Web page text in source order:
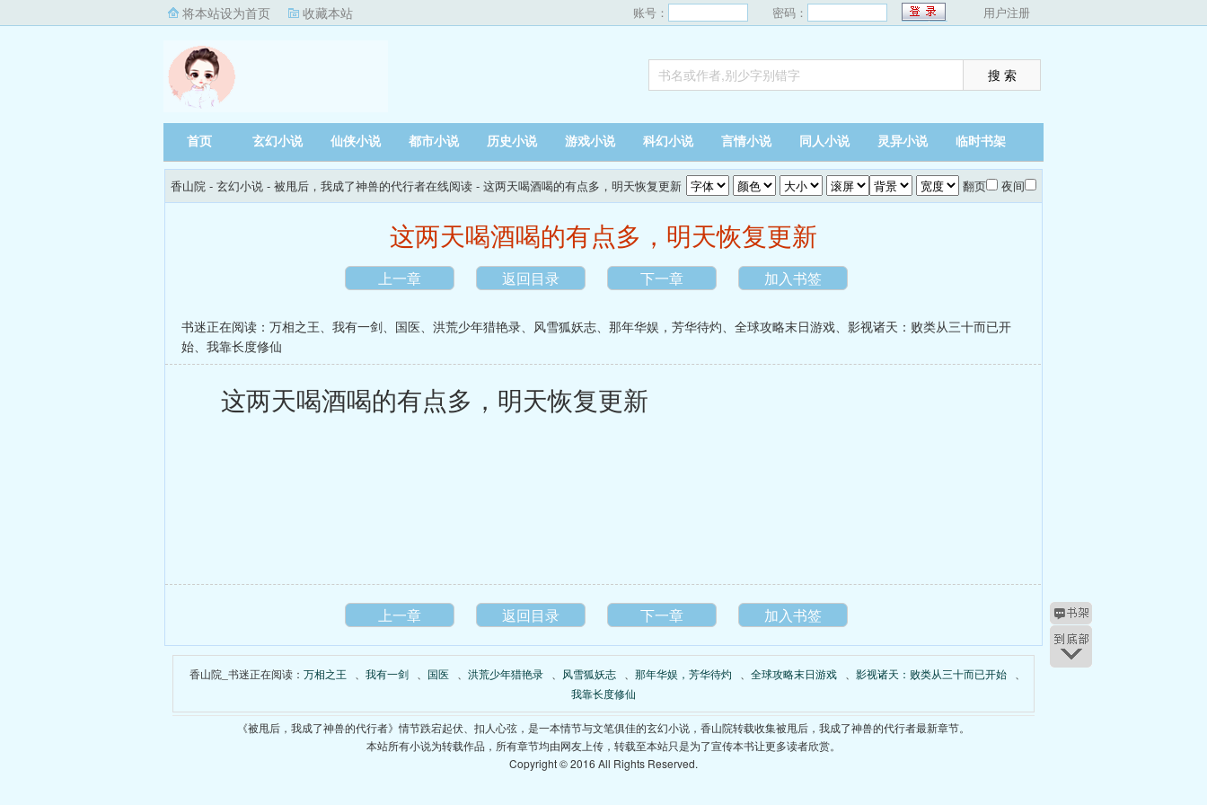
将本站设为首页 收藏本站 账号： 密码： 用户注册
首页 玄幻小说 仙侠小说 都市小说 历史小说 游戏小说 科幻小说 言情小说 同人小说 灵异小说 临时书架
香山院 - 玄幻小说 - 被甩后，我成了神兽的代行者在线阅读 - 这两天喝酒喝的有点多，明天恢复更新 翻页 夜间
这两天喝酒喝的有点多，明天恢复更新
上一章 返回目录 下一章 加入书签
书迷正在阅读： 万相之王、 我有一剑、 国医、 洪荒少年猎艳录、 风雪狐妖志、 那年华娱，芳华待灼、 全球攻略末日游戏、 影视诸天：败类从三十而已开
始、 我靠长度修仙
这两天喝酒喝的有点多，明天恢复更新
上一章 返回目录 下一章 加入书签
香山院_书迷正在阅读： 万相之王 我有一剑 国医 洪荒少年猎艳录 风雪狐妖志 那年华娱，芳华待灼 全球攻略末日游戏 影视诸天：败类从三十而已开始
我靠长度修仙
《被甩后，我成了神兽的代行者》情节跌宕起伏、扣人心弦，是一本情节与文笔俱佳的玄幻小说，香山院转载收集被甩后，我成了神兽的代行者最新章节。
本站所有小说为转载作品，所有章节均由网友上传，转载至本站只是为了宣传本书让更多读者欣赏。
Copyright © 2016 All Rights Reserved.